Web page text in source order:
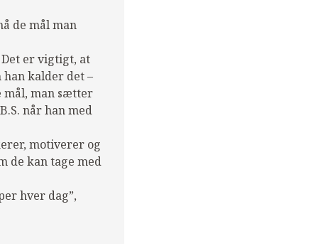
de mål man
er vigtigt, at
kalder det –
mål, man sætter
når han med
motiverer og
de kan tage med
hver dag”,